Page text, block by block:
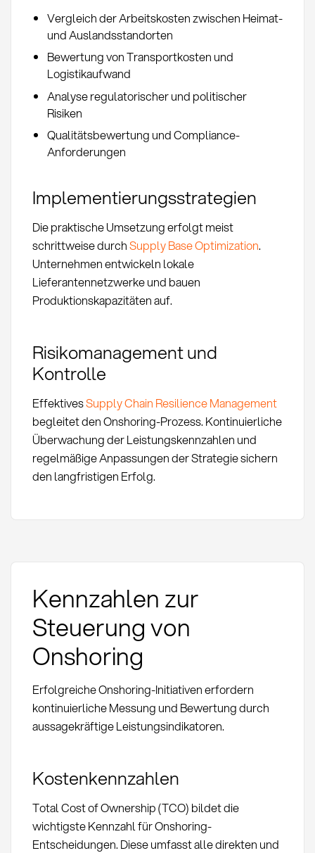
Vergleich der Arbeitskosten zwischen Heimat-
und Auslandsstandorten
Bewertung von Transportkosten und
Logistikaufwand
Analyse regulatorischer und politischer
Risiken
Qualitätsbewertung und Compliance-
Anforderungen
Implementierungsstrategien
Die praktische Umsetzung erfolgt meist
schrittweise durchSupply Base Optimization.
Unternehmen entwickeln lokale
Lieferantennetzwerke und bauen
Produktionskapazitäten auf.
Risikomanagement und
Kontrolle
EffektivesSupply Chain Resilience Management
begleitet den Onshoring-Prozess. Kontinuierliche
Überwachung der Leistungskennzahlen und
regelmäßige Anpassungen der Strategie sichern
den langfristigen Erfolg.
Kennzahlen zur
Steuerung von
Onshoring
Erfolgreiche Onshoring-Initiativen erfordern
kontinuierliche Messung und Bewertung durch
aussagekräftige Leistungsindikatoren.
Kostenkennzahlen
Total Cost of Ownership (TCO) bildet die
wichtigste Kennzahl für Onshoring-
Entscheidungen. Diese umfasst alle direkten und